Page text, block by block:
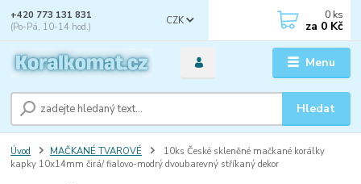
Menu
CZK
Hledat
+420 773 131 831
(Po-Pá, 10-14 hod.)
0 ks
za 0 Kč
Úvod MAČKANÉ TVAROVÉ
10ks České skleněné mačkané korálky
kapky 10x14mm čirá/ fialovo-modrý dvoubarevný stříkaný dekor